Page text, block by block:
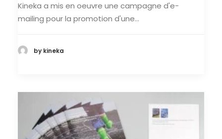
Kineka a mis en oeuvre une campagne d'e-
mailing pour la promotion d'une…
by kineka